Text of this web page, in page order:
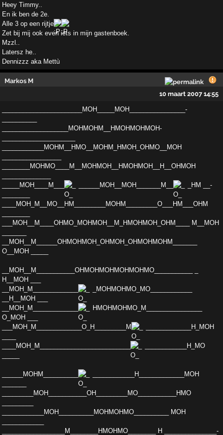
Heey Timmy..
En ik ben de 2e.
Alle 3 op een rijtje
Zet bij mij ook even iets in mijn gastenboek.
Mzzl..
Latersz he..
Dennizzz aka Mettù
Markos M
10 maart 2007 14:55
_______________________MOH_____MOH________________­
___________________MOHMOHM__HMOHMOHMOH­
____________MOHM__HMO__MOH­M_HMOH_OHMO__MOH
________MOHMO_­___M__MOHMOH__HMOHMOH__H__OHMOH
__­___MOH____M___
______MOH__MOH_______M__
_HM __­
____MOH_M__MO__HM_________MOHM_________O­___HM___OHM
___MOH__M____OHMO_MOHMOH__M_­HMOHMOH_OHM____ M__MOH
__MOH__M______OHMO­HMOH_OHMOH_OHMOHMOHM_______
O__MOH _____
__MOH_­_M___________OHMOHMOHMOHMOHMO___________ _
H__MOH ­___
__MOH_M_____________
_MOHMOHMO_MO__________­__
__H__MOH ___
__MOH_M_____________
HMOHMOHMO_­M________________
O_MOH ___
___MOH_M_____________­O_H_________M
_____________H_MOH
____MOH_M­__________________________
____________H_MO
______MOHM__________
____________H_________­____MOH
_________MOH___________OH________­_MO___________HMO
____________MOH______­____MOHMOHMO__________ MOH
_________­_________M________HMOHMO________ H _______________­